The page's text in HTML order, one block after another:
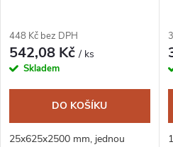
448 Kč bez DPH
542,08 Kč/ ks
Skladem
DO KOŠÍKU
25x625x2500 mm, jednou